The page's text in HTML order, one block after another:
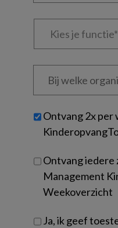
Kies
Bij
welke
je?
Untitled
Ontvang 2x per
Ontvang iedere
Management
Weekoverzicht
Ja, ik geef